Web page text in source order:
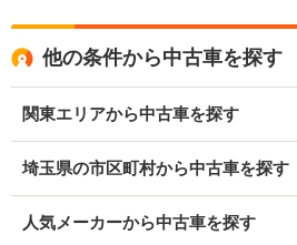
他の条件から中古車を探す
関東エリアから中古車を探す
埼玉県の市区町村から中古車を探す
人気メーカーから中古車を探す